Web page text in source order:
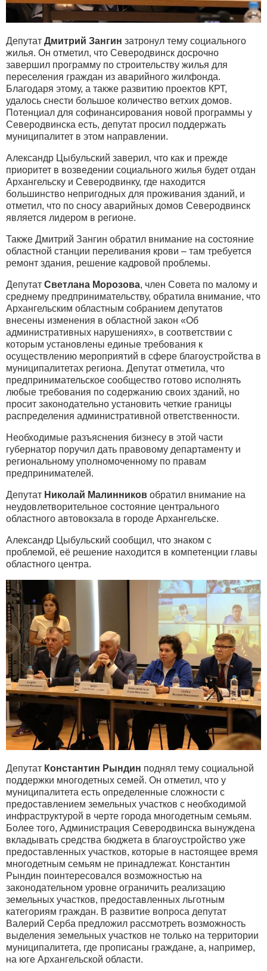
Депутат Дмитрий Зангин затронул тему социального
жилья. Он отметил, что Северодвинск досрочно
завершил программу по строительству жилья для
переселения граждан из аварийного жилфонда.
Благодаря этому, а также развитию проектов КРТ,
удалось снести большое количество ветхих домов.
Потенциал для софинансирования новой программы у
Северодвинска есть, депутат просил поддержать
муниципалитет в этом направлении.
Александр Цыбульский заверил, что как и прежде
приоритет в возведении социального жилья будет отдан
Архангельску и Северодвинку, где находится
большинство непригодных для проживания зданий, и
отметил, что по сносу аварийных домов Северодвинск
является лидером в регионе.
Также Дмитрий Зангин обратил внимание на состояние
областной станции переливания крови – там требуется
ремонт здания, решение кадровой проблемы.
Депутат Светлана Морозова, член Совета по малому и
среднему предпринимательству, обратила внимание, что
Архангельским областным собранием депутатов
внесены изменения в областной закон «Об
административных нарушениях», в соответствии с
которым установлены единые требования к
осуществлению мероприятий в сфере благоустройства в
муниципалитетах региона. Депутат отметила, что
предпринимательское сообщество готово исполнять
любые требования по содержанию своих зданий, но
просит законодательно установить четкие границы
распределения административной ответственности.
Необходимые разъяснения бизнесу в этой части
губернатор поручил дать правовому департаменту и
региональному уполномоченному по правам
предпринимателей.
Депутат Николай Малинников обратил внимание на
неудовлетворительное состояние центрального
областного автовокзала в городе Архангельске.
Александр Цыбульский сообщил, что знаком с
проблемой, её решение находится в компетенции главы
областного центра.
Депутат Константин Рындин поднял тему социальной
поддержки многодетных семей. Он отметил, что у
муниципалитета есть определенные сложности с
предоставлением земельных участков с необходимой
инфраструктурой в черте города многодетным семьям.
Более того, Администрация Северодвинска вынуждена
вкладывать средства бюджета в благоустройство уже
предоставленных участков, которые в настоящее время
многодетным семьям не принадлежат. Константин
Рындин поинтересовался возможностью на
законодательном уровне ограничить реализацию
земельных участков, предоставленных льготным
категориям граждан. В развитие вопроса депутат
Валерий Серба предложил рассмотреть возможность
выделения земельных участков не только на территории
муниципалитета, где прописаны граждане, а, например,
на юге Архангельской области.